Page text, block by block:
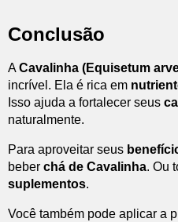
Conclusão
ACavalinha (Equisetum
incrível. Ela é rica em
Isso ajuda a fortalecer seus
naturalmente.
Para aproveitar seus
beber chá de Cavalinha. Ou
suplementos.
Você também pode aplicar a